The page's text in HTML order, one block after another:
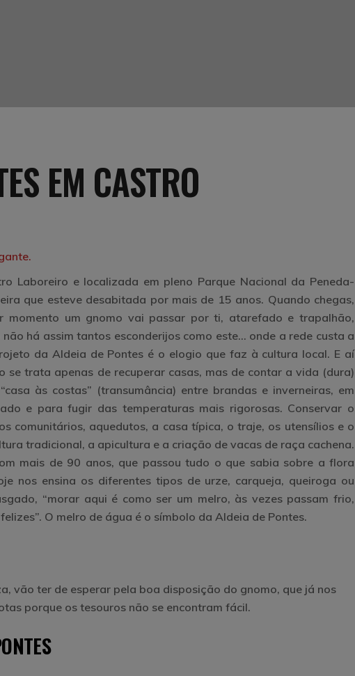
EM CASTRO
Laboreiro e localizada em pleno Parque Nacional da Peneda-
que esteve desabitada por mais de 15 anos. Quando chegas,
momento um gnomo vai passar por ti, atarefado e trapalhão,
há assim tantos esconderijos como este… onde a rede custa a
da Aldeia de Pontes é o elogio que faz à cultura local. E aí
se trata apenas de recuperar casas, mas de contar a vida (dura)
às costas” (transumância) entre brandas e inverneiras, em
e para fugir das temperaturas mais rigorosas. Conservar o
comunitários, aquedutos, a casa típica, o traje, os utensílios e o
tradicional, a apicultura e a criação de vacas de raça cachena.
mais de 90 anos, que passou tudo o que sabia sobre a flora
nos ensina os diferentes tipos de urze, carqueja, queiroga ou
“morar aqui é como ser um melro, às vezes passam frio,
O melro de água é o símbolo da Aldeia de Pontes.
vão ter de esperar pela boa disposição do gnomo, que já nos
porque os tesouros não se encontram fácil.